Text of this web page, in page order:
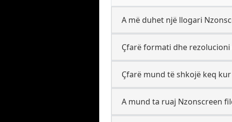
A më duhet një llogari
Çfarë formati dhe
Çfarë mund të shkojë keq
A mund ta ruaj Nzonscreen